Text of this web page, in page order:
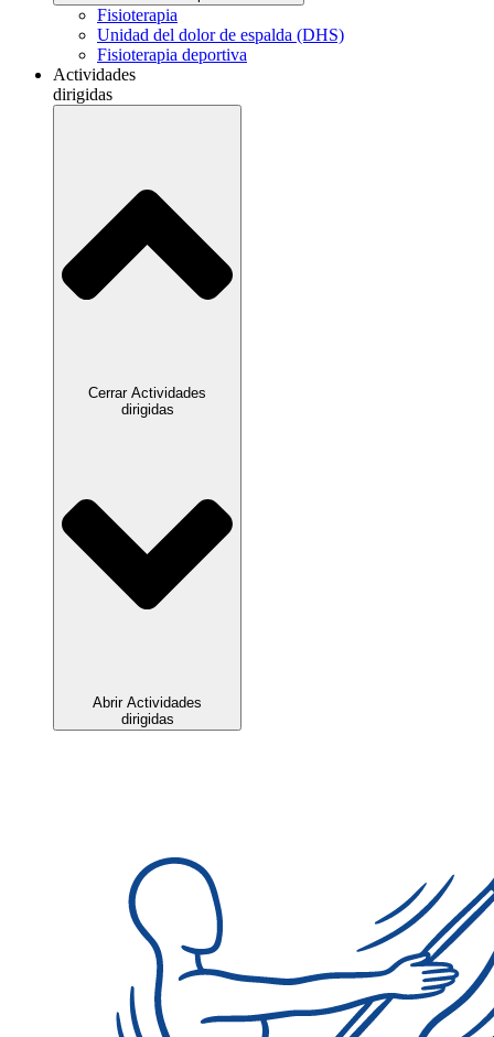
Fisioterapia
Unidad del dolor de espalda (DHS)
Fisioterapia deportiva
Actividades
dirigidas
Cerrar Actividades
dirigidas
Abrir Actividades
dirigidas